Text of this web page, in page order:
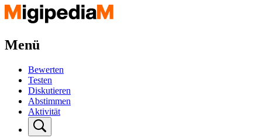
Menü
Bewerten
Testen
Diskutieren
Abstimmen
Aktivität